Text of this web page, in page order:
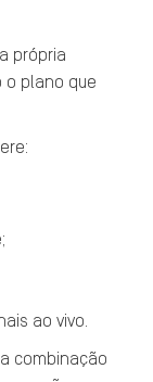
própria
plano que
ao vivo.
combinação